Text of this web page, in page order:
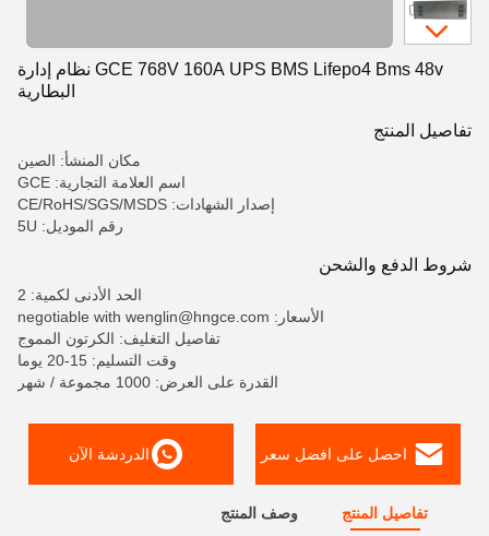
GCE 768V 160A UPS BMS Lifepo4 Bms 48v نظام إدارة
البطارية
تفاصيل المنتج
مكان المنشأ: الصين
اسم العلامة التجارية: GCE
إصدار الشهادات: CE/RoHS/SGS/MSDS
رقم الموديل: 5U
شروط الدفع والشحن
الحد الأدنى لكمية: 2
الأسعار: negotiable with wenglin@hngce.com
تفاصيل التغليف: الكرتون المموج
وقت التسليم: 15-20 يوما
القدرة على العرض: 1000 مجموعة / شهر
احصل على افضل سعر الدردشة الآن
تفاصيل المنتج وصف المنتج